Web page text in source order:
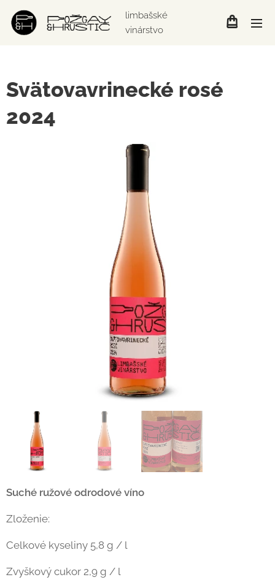
limbašské
vinárstvo
Svätovavrinecké rosé
2024
Suché ružové odrodové víno
Zloženie:
Celkové kyseliny 5,8 g / l
Zvyškový cukor 2,9 g / l